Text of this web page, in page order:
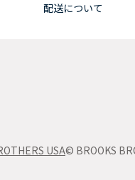
配送について
USA© BROOKS